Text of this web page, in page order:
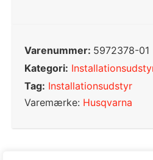
Varenummer: 5972378-01
Kategori:
Tag: Installationsudstyr
Varemærke: Husqvarna